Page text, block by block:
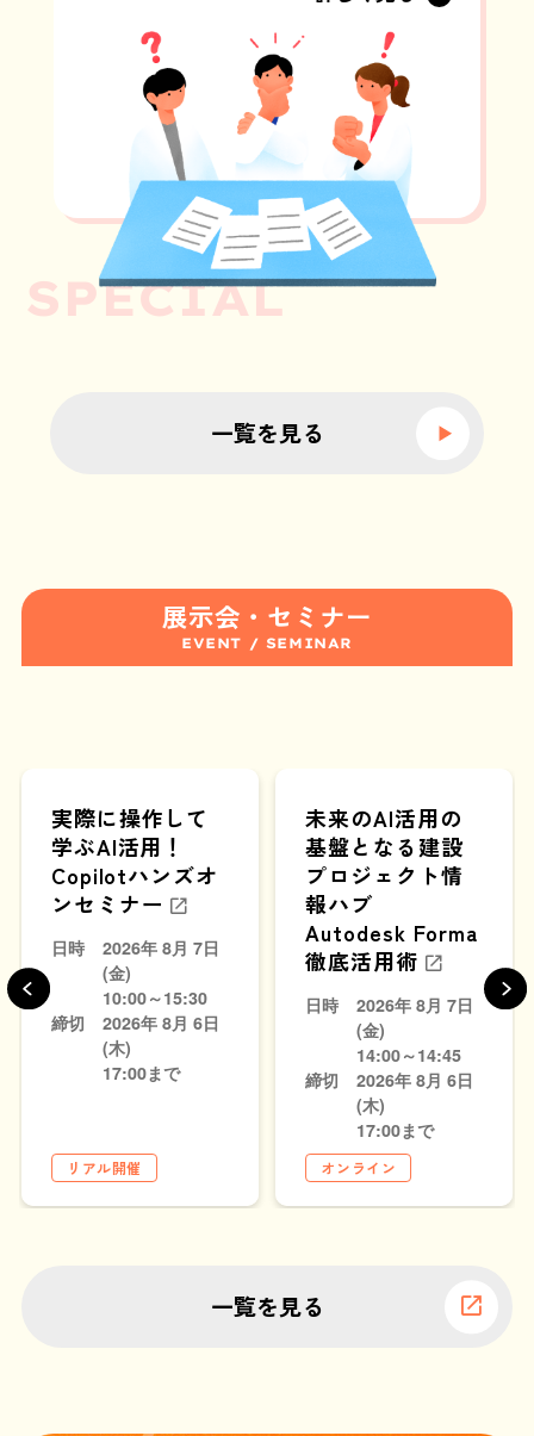
一覧を見る
展示会・セミナー
EVENT / SEMINAR
実際に操作して
学ぶAI活用！
Copilotハンズオ
ンセミナー
日時
2026年 8月 7日
(金)
10:00～15:30
締切
2026年 8月 6日
(木)
17:00まで
リアル開催
未来のAI活用の
基盤となる建設
プロジェクト情
報ハブ
Autodesk Forma
徹底活用術
日時
2026年 8月 7日
(金)
14:00～14:45
締切
2026年 8月 6日
(木)
17:00まで
オンライン
一覧を見る